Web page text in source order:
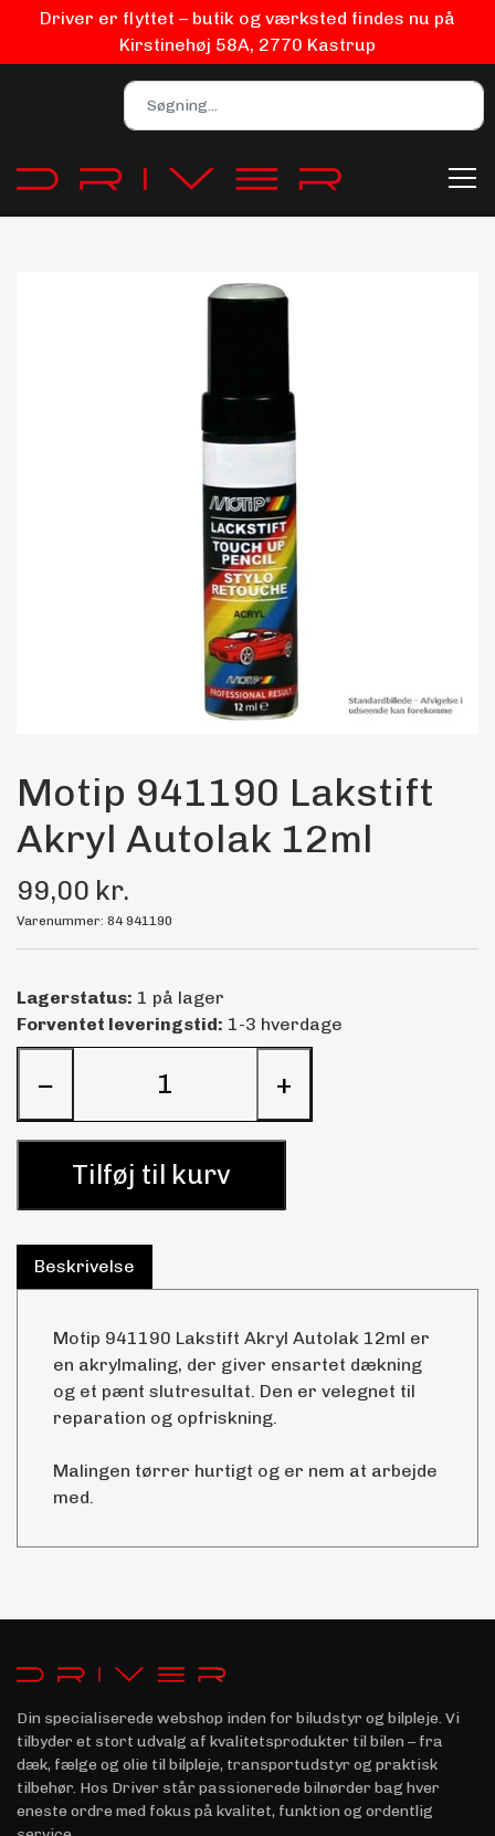
Driver er flyttet – butik og værksted findes nu på
Kirstinehøj 58A, 2770 Kastrup
Bilpleje
Biludstyr
EV Udstyr
Maling
Bilstereo
Transport Udstyr
Olie
Kemi
Dæk & Fælge
Motip 941190 Lakstift
Akryl Autolak 12ml
99,00 kr.
Varenummer: 84 941190
Lagerstatus: 1 på lager
Forventet leveringstid: 1-3 hverdage
− +
Tilføj til kurv
Beskrivelse
Motip 941190 Lakstift Akryl Autolak 12ml er
en akrylmaling, der giver ensartet dækning
og et pænt slutresultat. Den er velegnet til
reparation og opfriskning.
Malingen tørrer hurtigt og er nem at arbejde
med.
Din specialiserede webshop inden for biludstyr og bilpleje. Vi
tilbyder et stort udvalg af kvalitetsprodukter til bilen – fra
dæk, fælge og olie til bilpleje, transportudstyr og praktisk
tilbehør. Hos Driver står passionerede bilnørder bag hver
eneste ordre med fokus på kvalitet, funktion og ordentlig